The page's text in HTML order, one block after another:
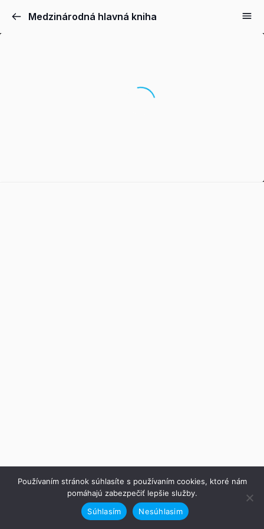
Medzinárodná hlavná kniha
Používaním stránok súhlasíte s používaním cookies, ktoré nám
pomáhajú zabezpečiť lepšie služby.
Súhlasím
Nesúhlasim